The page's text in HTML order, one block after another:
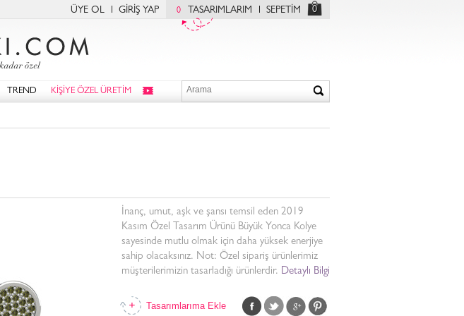
ÜYE OL GİRİŞ YAP 0 TASARIMLARIM SEPETİM 0
TREND KİŞİYE ÖZEL ÜRETİM
İnanç, umut, aşk ve şansı temsil eden 2019
Kasım Özel Tasarım Ürünü Büyük Yonca Kolye
sayesinde mutlu olmak için daha yüksek enerjiye
sahip olacaksınız. Not: Özel sipariş ürünlerimiz
müşterilerimizin tasarladığı ürünlerdir. Detaylı Bilgi
Tasarımlarıma Ekle